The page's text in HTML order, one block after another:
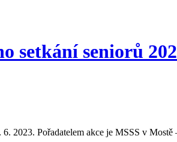
setkání seniorů
2023. Pořadatelem akce je MSSS v